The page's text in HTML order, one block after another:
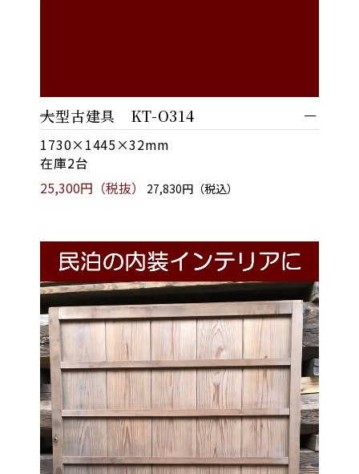
大型古建具 KT-O314
1730×1445×32mm
在庫2台
25,300円（税抜）
27,830円（税込）